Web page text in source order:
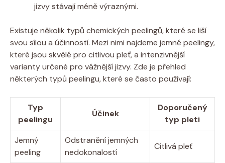
jizvy stávají méně výraznými.
Existuje několik typů chemických peelingů, které se liší
svou sílou a účinností. Mezi nimi najdeme jemné peelingy,
které jsou skvělé pro citlivou pleť, a intenzivnější
varianty určené pro vážnější jizvy. Zde je přehled
některých typů peelingu, které se často používají:
Typ
peelingu
Účinek
Doporučený
typ pleti
Jemný
peeling
Odstranění jemných
nedokonalostí
Citlivá pleť